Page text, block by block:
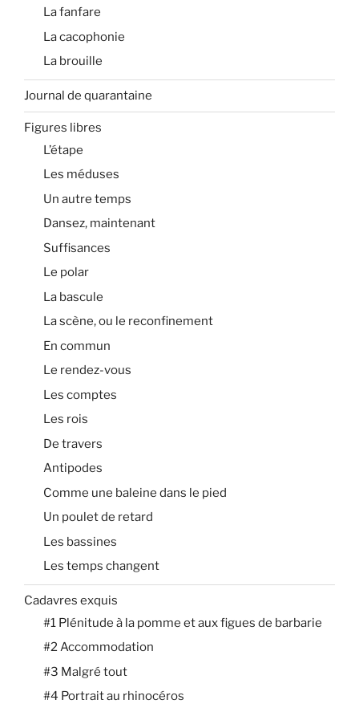
La fanfare
La cacophonie
La brouille
Journal de quarantaine
Figures libres
L’étape
Les méduses
Un autre temps
Dansez, maintenant
Suffisances
Le polar
La bascule
La scène, ou le reconfinement
En commun
Le rendez-vous
Les comptes
Les rois
De travers
Antipodes
Comme une baleine dans le pied
Un poulet de retard
Les bassines
Les temps changent
Cadavres exquis
#1 Plénitude à la pomme et aux figues de barbarie
#2 Accommodation
#3 Malgré tout
#4 Portrait au rhinocéros